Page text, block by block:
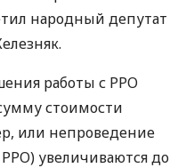
народный депутат
работы с РРО
стоимости
или непроведение
РРО) увеличиваются до